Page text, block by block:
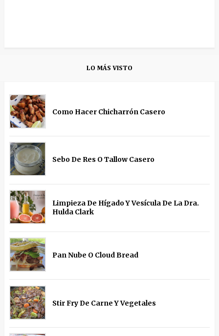
LO MÁS VISTO
Como Hacer Chicharrón Casero
Sebo De Res O Tallow Casero
Limpieza De Hígado Y Vesícula De La Dra.
Hulda Clark
Pan Nube O Cloud Bread
Stir Fry De Carne Y Vegetales